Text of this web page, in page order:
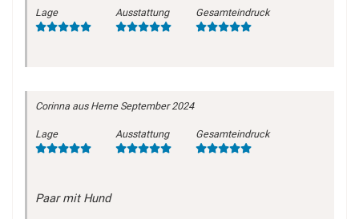
Lage Ausstattung Gesamteindruck
Corinna aus Herne September 2024
Lage Ausstattung Gesamteindruck
Paar mit Hund